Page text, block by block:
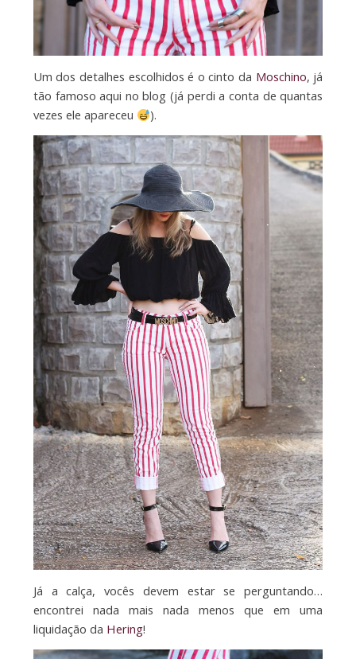
Um dos detalhes escolhidos é o cinto da Moschino, já
tão famoso aqui no blog (já perdi a conta de quantas
vezes ele apareceu
).
Já a calça, vocês devem estar se perguntando…
encontrei nada mais nada menos que em uma
liquidação da Hering!